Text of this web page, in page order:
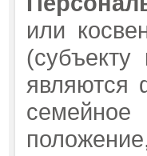
или
являются